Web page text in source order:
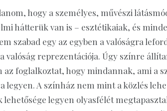
hogy a személyes, művészi
hátterük van is – esztétikaiak, és
szabad egy az egyben a valóságra
valóság reprezentációja. Úgy színre
az foglalkoztat, hogy mindannak, ami a
legyen. A színház nem mint a közlés
lehetősége legyen olyasfélét